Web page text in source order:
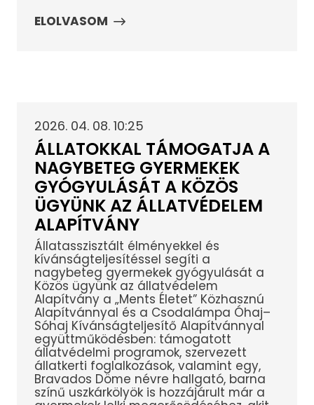
ELOLVASOM
2026. 04. 08. 10:25
ÁLLATOKKAL TÁMOGATJA A
NAGYBETEG GYERMEKEK
GYÓGYULÁSÁT A KÖZÖS
ÜGYÜNK AZ ÁLLATVÉDELEM
ALAPÍTVÁNY
Állatasszisztált élményekkel és
kívánságteljesítéssel segíti a
nagybeteg gyermekek gyógyulását a
Közös ügyünk az állatvédelem
Alapítvány a „Ments Életet” Közhasznú
Alapítvánnyal és a Csodalámpa Óhaj–
Sóhaj Kívánságteljesítő Alapítvánnyal
együttműködésben: támogatott
állatvédelmi programok, szervezett
állatkerti foglalkozások, valamint egy,
Bravados Döme névre hallgató, barna
színű uszkárkölyök is hozzájárult már a